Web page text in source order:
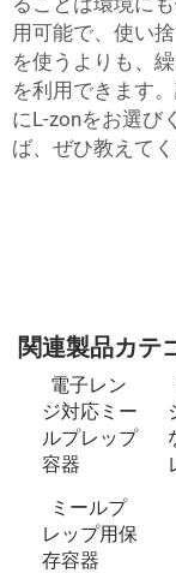
用可能で、使い
を使うよりも、
を利用できます
にL-zonをお選び
ば、ぜひ教えてく
関連製品カテ
電子レン
ジ対応ミー
ルプレップ
容器
ミールプ
レップ用保
存容器